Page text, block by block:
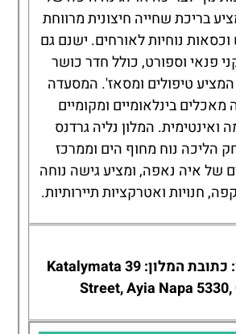
בריכת שחייה חיצונית מרווחת
נוחיות לאורחים. ישנם גם
פנאי וספורט, כולל חדר כושר
טיפולים ומסאז'. המסעדה
מאכלים בינלאומיים ומקומיים
ואינטימית. המלון נליה גרדנס
הליכה נוח מחוף הים וממרכז
של איה נאפה, ומציע גישה נוחה
חנויות ואטרקציות תיירותיות.
כתובת המלון: כתובת המלון: 39 Katalymata
Street, Ayia Napa